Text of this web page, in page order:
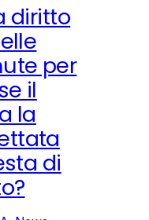
diritto
per
il
la
di